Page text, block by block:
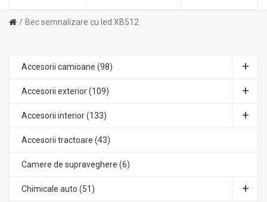
Bec semnalizare cu led XB512
Accesorii camioane (98)
Accesorii exterior (109)
Accesorii interior (133)
Accesorii tractoare (43)
Camere de supraveghere (6)
Chimicale auto (51)